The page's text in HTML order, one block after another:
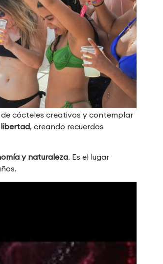
cócteles creativos y contemplar
, creando recuerdos
y naturaleza. Es el lugar